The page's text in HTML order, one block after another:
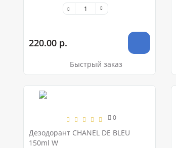
220.00 р.
Быстрый заказ
0
Дезодорант CHANEL DE BLEU
150ml W